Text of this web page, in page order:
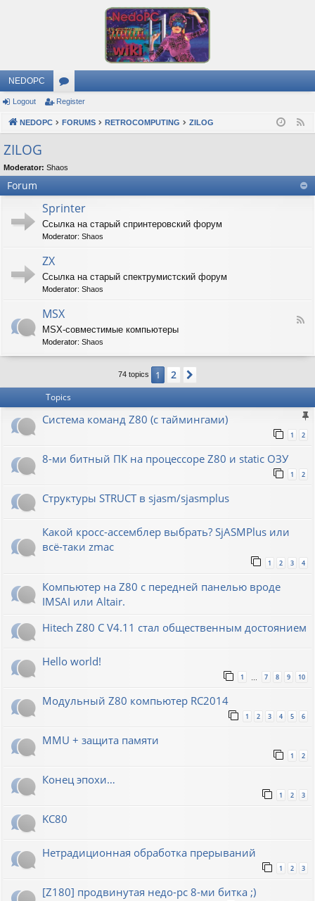
NEDOPC
or
u
s
Logout Register
NEDOPC FORUMS RETROCOMPUTING ZILOG
ZILOG
Moderator: Shaos
Forum
Sprinter
Ссылка на старый спринтеровский форум
Moderator: Shaos
ZX
Ссылка на старый спектрумистский форум
Moderator: Shaos
F
S
MSX
MSX-совместимые компьютеры
Moderator: Shaos
74 topics 1 2
Topics
Система команд Z80 (с таймингами)
1 2
8-ми битный ПК на процессоре Z80 и static ОЗУ
1 2
Структуры STRUCT в sjasm/sjasmplus
Какой кросс-ассемблер выбрать? SjASMPlus или
всё-таки zmac
1 2 3 4
Компьютер на Z80 с передней панелью вроде
IMSAI или Altair.
Hitech Z80 C V4.11 стал общественным достоянием
Hello world!
1 7 8 9 10
Модульный Z80 компьютер RC2014
1 2 3 4 5 6
MMU + защита памяти
1 2
Конец эпохи…
1 2 3
KC80
Нетрадиционная обработка прерываний
1 2 3
[Z180] продвинутая недо-pc 8-ми битка ;)